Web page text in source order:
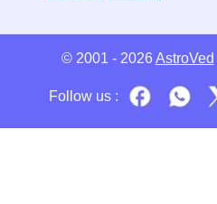
© 2001 - 2026 AstroVed
Follow us :